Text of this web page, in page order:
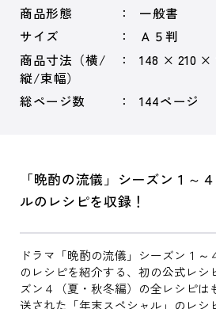
商品形態
一般書
サイズ
Ａ５判
商品寸法（横/
縦/束幅）
148 × 210 ×
総ページ数 144ページ
「晩酌の流儀」シーズン１～
ルのレシピを収録！
ドラマ「晩酌の流儀」シーズン１～
のレシピを紹介する、初の公式レシ
ズン４（夏・秋冬編）の全レシピは
送された「年末スペシャル」のレシ